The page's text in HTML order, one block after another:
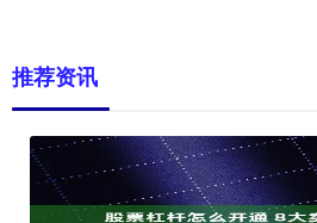
推荐资讯